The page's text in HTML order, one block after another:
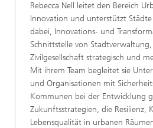
Rebecca Nell leitet den Bereich
Innovation und unterstützt
dabei, Innovations- und
Schnittstelle von
Zivilgesellschaft strategisch und
Mit ihrem Team begleitet sie
und Organisationen mit
Kommunen bei der Entwicklung
Zukunftsstrategien, die Resilienz,
Lebensqualität in urbanen